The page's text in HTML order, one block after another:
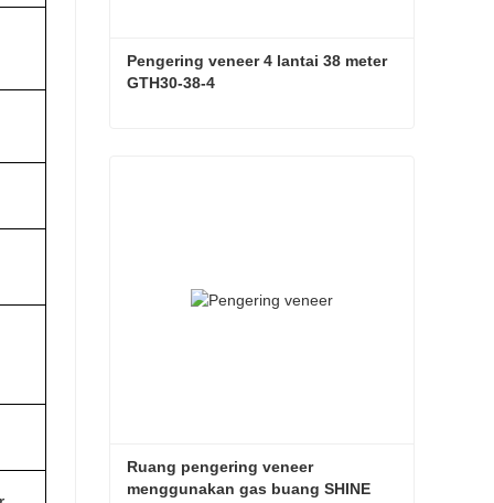
Pengering veneer 4 lantai 38 meter
GTH30-38-4
Ruang pengering veneer
menggunakan gas buang SHINE